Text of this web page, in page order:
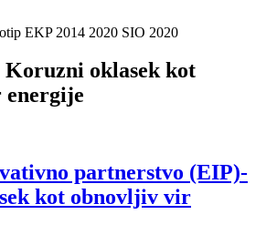
oklasek kot
partnerstvo (EIP)-
kot obnovljiv vir